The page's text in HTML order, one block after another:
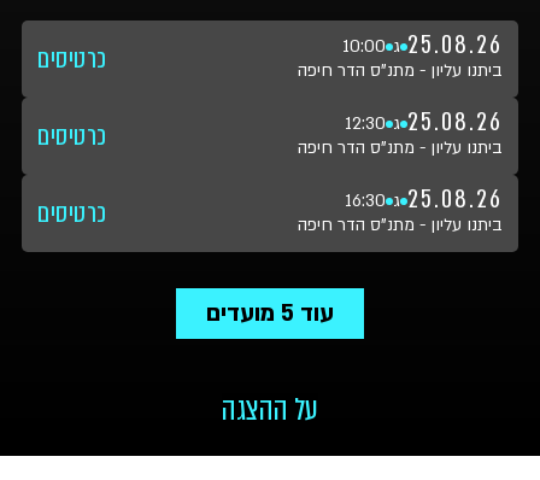
25.08.26 ג 10:00
ביתנו עליון - מתנ"ס הדר חיפה
כרטיסים
25.08.26 ג 12:30
ביתנו עליון - מתנ"ס הדר חיפה
כרטיסים
25.08.26 ג 16:30
ביתנו עליון - מתנ"ס הדר חיפה
כרטיסים
עוד 5 מועדים
על ההצגה